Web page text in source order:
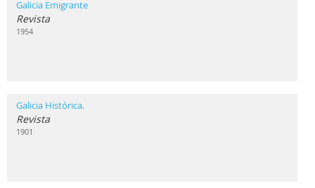
Galicia Emigrante
Revista
1954
Galicia Histórica.
Revista
1901